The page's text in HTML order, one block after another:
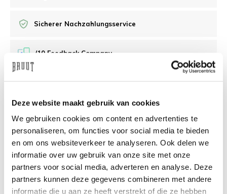
Deze website maakt gebruik van cookies
We gebruiken cookies om content en advertenties te
personaliseren, om functies voor social media te bieden
en om ons websiteverkeer te analyseren. Ook delen we
informatie over uw gebruik van onze site met onze
partners voor social media, adverteren en analyse. Deze
partners kunnen deze gegevens combineren met andere
informatie die u aan ze heeft verstrekt of die ze hebben
Sicherer Nachzahlungsservice
/10 Feedback Company
weiter
info@bruut.nl Whatsapp
Über dieses Produkt
Versand und Rückgabe